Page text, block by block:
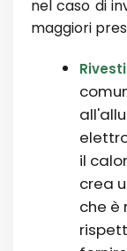
nel caso di
maggiori
il
crea
che è